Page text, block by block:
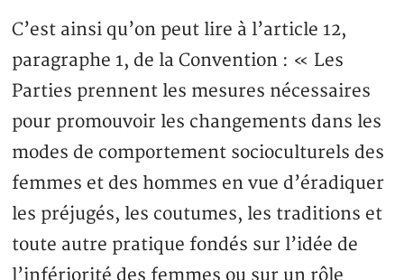
C’est ainsi qu’on peut lire à l’article 12,
paragraphe 1, de la Convention : « Les
Parties prennent les mesures nécessaires
pour promouvoir les changements dans les
modes de comportement socioculturels des
femmes et des hommes en vue d’éradiquer
les préjugés, les coutumes, les traditions et
toute autre pratique fondés sur l’idée de
l’infériorité des femmes ou sur un rôle